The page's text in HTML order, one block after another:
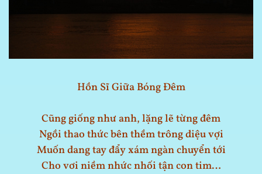
Hồn Sĩ Giữa Bóng Đêm
Cũng giống như anh, lặng lẽ từng đêm
Ngồi thao thức bên thềm trông diệu vợi
Muốn dang tay đẩy xám ngàn chuyển tới
Cho vơi niềm nhức nhối tận con tim…